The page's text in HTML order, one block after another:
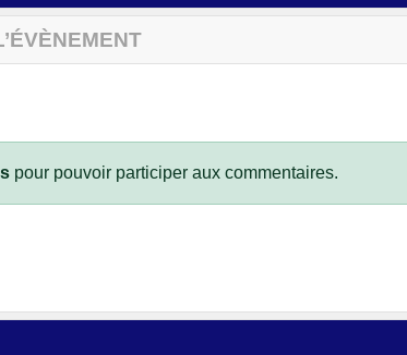
pour pouvoir participer aux commentaires.